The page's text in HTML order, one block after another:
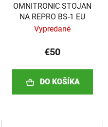
OMNITRONIC STOJAN
NA REPRO BS-1 EU
Vypredané
€50
DO KOŠÍKA